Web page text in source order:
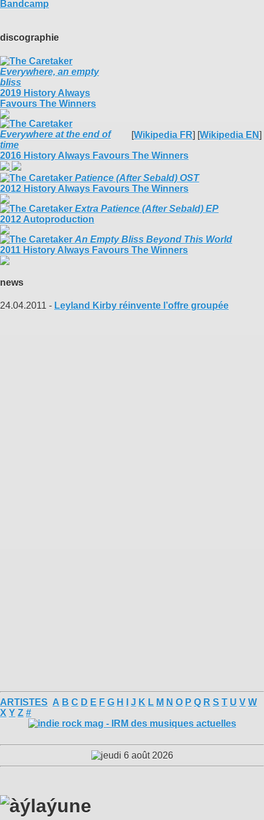
[Wikipedia FR] [Wikipedia EN]
Bandcamp
discographie
Everywhere, an empty
bliss
2019 History Always
Favours The Winners
Everywhere at the end of
time
2016 History Always Favours The Winners
Patience (After Sebald) OST
2012 History Always Favours The Winners
Extra Patience (After Sebald) EP
2012 Autoproduction
An Empty Bliss Beyond This World
2011 History Always Favours The Winners
news
24.04.2011 - Leyland Kirby réinvente l’offre groupée
ARTISTES A B C D E F G H J K L M N O P Q R S T U V W
X Y Z #